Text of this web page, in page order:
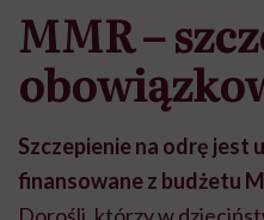
MMR –
Szczepienie na odrę jest
finansowane z budżetu